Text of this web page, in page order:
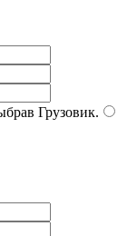
Грузовик.